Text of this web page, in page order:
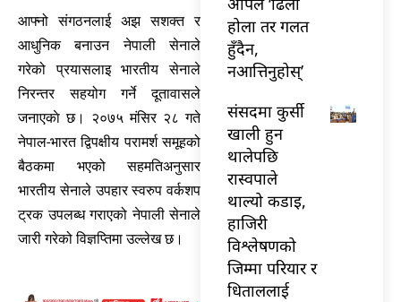
आफ्नो संगठनलाई अझ सशक्त र
आधुनिक बनाउन नेपाली सेनाले
गरेको प्रयासलाइ भारतीय सेनाले
निरन्तर सहयोग गर्ने दूतावासले
जनाएकाे छ। २०७५ मंसिर २८ गते
नेपाल-भारत द्विपक्षीय परामर्श समूहको
बैठकमा भएको सहमतिअनुसार
भारतीय सेनाले उपहार स्वरुप वर्कशप
ट्रक उपलब्ध गराएको नेपाली सेनाले
जारी गरेको विज्ञप्तिमा उल्लेख छ।
होला तर गलत
हुँदैन,
नआत्तिनुहोस्’
संसदमा कुर्सी
खाली हुन
थालेपछि
रास्वपाले
थाल्यो कडाइ,
हाजिरी
विश्लेषणको
जिम्मा परियार र
धिताललाई